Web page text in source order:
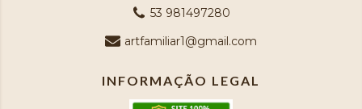
53 981497280
artfamiliar1@gmail.com
INFORMAÇÃO LEGAL